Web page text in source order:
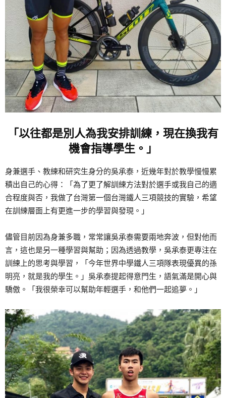
「以往都是別人為我安排訓練，現在換我有
機會指導學生。」
身兼選手、教練和研究生身分的吳承泰，近幾年對於教學慢慢累
積出自己的心得：「為了更了解訓練方法對於選手或我自己的適
合程度與否，我做了台灣第一個台灣鐵人三項競技的實驗，希望
在訓練層面上有更進一步的學習與發現。」
儘管目前因為身兼多職，常常讓吳承泰需要兩地奔波，但對他而
言，這也是另一種學習與幫助；因為透過教學，吳承泰更專注在
訓練上的思考與學習，「今年世界中學鐵人三項隊表現優異的孫
明亮，就是我的學生。」吳承泰提起得意門生，語氣滿是開心與
驕傲。「我很榮幸可以幫助年輕選手，和他們一起追夢。」